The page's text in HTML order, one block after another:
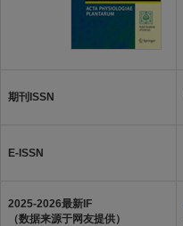
期刊ISSN
E-ISSN
2025-2026最新IF
（数据来源于网友提供）